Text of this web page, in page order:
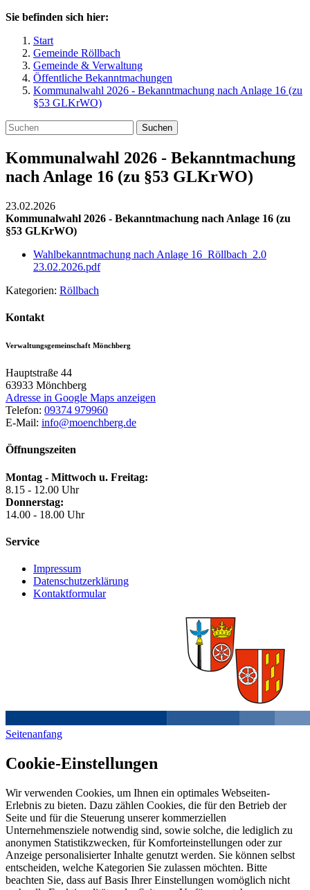
Sie befinden sich hier:
Start
Gemeinde Röllbach
Gemeinde & Verwaltung
Öffentliche Bekanntmachungen
Kommunalwahl 2026 - Bekanntmachung nach Anlage 16 (zu
§53 GLKrWO)
Suchen
Kommunalwahl 2026 - Bekanntmachung
nach Anlage 16 (zu §53 GLKrWO)
23.02.2026
Kommunalwahl 2026 - Bekanntmachung nach Anlage 16 (zu
§53 GLKrWO)
Wahlbekanntmachung nach Anlage 16_Röllbach_2.0
23.02.2026.pdf
Kategorien: Röllbach
Kontakt
Verwaltungsgemeinschaft Mönchberg
Hauptstraße 44
63933 Mönchberg
Adresse in Google Maps anzeigen
Telefon: 09374 979960
E-Mail: info@moenchberg.de
Öffnungszeiten
Montag - Mittwoch u. Freitag:
8.15 - 12.00 Uhr
Donnerstag:
14.00 - 18.00 Uhr
Service
Impressum
Datenschutzerklärung
Kontaktformular
Seitenanfang
Cookie-Einstellungen
Wir verwenden Cookies, um Ihnen ein optimales Webseiten-
Erlebnis zu bieten. Dazu zählen Cookies, die für den Betrieb der
Seite und für die Steuerung unserer kommerziellen
Unternehmensziele notwendig sind, sowie solche, die lediglich zu
anonymen Statistikzwecken, für Komforteinstellungen oder zur
Anzeige personalisierter Inhalte genutzt werden. Sie können selbst
entscheiden, welche Kategorien Sie zulassen möchten. Bitte
beachten Sie, dass auf Basis Ihrer Einstellungen womöglich nicht